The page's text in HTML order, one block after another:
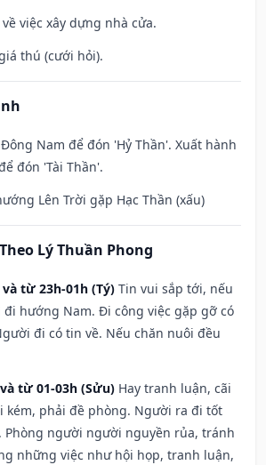
việc xây dựng nhà cửa.
thú (cưới hỏi).
Nam để đón 'Hỷ Thần'. Xuất hành
đón 'Tài Thần'.
Lên Trời gặp Hạc Thần (xấu)
Lý Thuần Phong
từ 23h-01h (Tý) Tin vui sắp tới, nếu
đi hướng Nam. Đi công việc gặp gỡ có
đi có tin về. Nếu chăn nuôi đều
từ 01-03h (Sửu) Hay tranh luận, cãi
kém, phải đề phòng. Người ra đi tốt
Phòng người người nguyền rủa, tránh
những việc như hội họp, tranh luận,